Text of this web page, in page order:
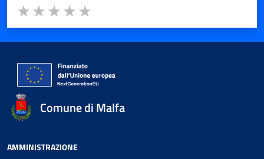
Valuta da 1 a 5 stelle la pagina
Valuta 5 stelle su 5
Valuta 4 stelle su 5
Valuta 3 stelle su 5
Valuta 2 stelle su 5
Valuta 1 stelle su 5
Comune di Malfa
AMMINISTRAZIONE